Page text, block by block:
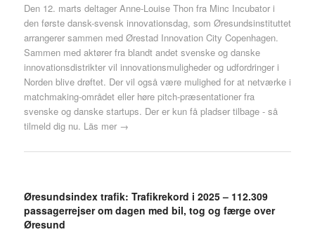
Den 12. marts deltager Anne-Louise Thon fra Minc Incubator i
den første dansk-svensk innovationsdag, som Øresundsinstituttet
arrangerer sammen med Ørestad Innovation City Copenhagen.
Sammen med aktører fra blandt andet svenske og danske
innovationsdistrikter vil innovationsmuligheder og udfordringer i
Norden blive drøftet. Der vil også være mulighed for at netværke i
matchmaking-området eller høre pitch-præsentationer fra
svenske og danske startups. Der er kun få pladser tilbage - så
tilmeld dig nu. Läs mer →
Øresundsindex trafik: Trafikrekord i 2025 – 112.309
passagerrejser om dagen med bil, tog og færge over
Øresund